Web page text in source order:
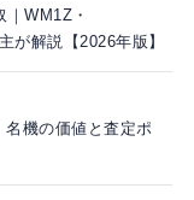
WM1Z・
が解説【2026年版】
機の価値と査定ポ